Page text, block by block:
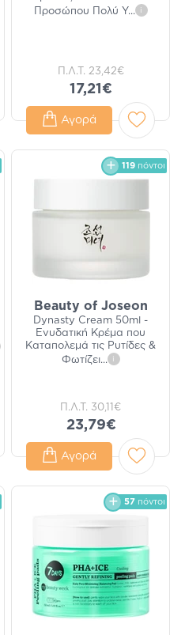
Προσώπου Πολύ Υ... i
Π.Λ.Τ. 23,42€
17,21€
Αγορά
119 πόντοι
Beauty of Joseon
Dynasty Cream 50ml -
Ενυδατική Κρέμα που
Καταπολεμά τις Ρυτίδες &
Φωτίζει... i
Π.Λ.Τ. 30,11€
23,79€
Αγορά
57 πόντοι